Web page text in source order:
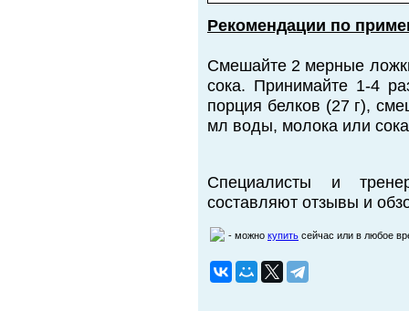
Рекомендации по
Смешайте 2 мерные
сока. Принимайте 1-4
порция белков (27 г),
мл воды, молока или
Специалисты и
составляют отзывы и
- можно купить сейчас или в любое